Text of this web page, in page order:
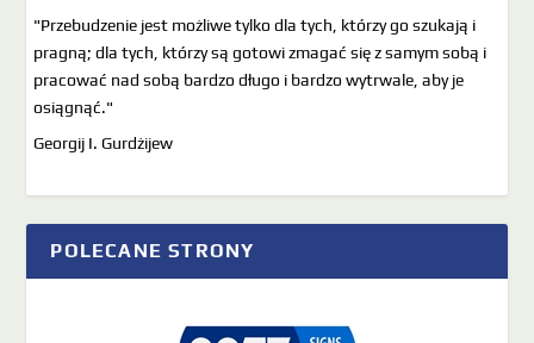
"Przebudzenie jest możliwe tylko dla tych, którzy go szukają i
pragną; dla tych, którzy są gotowi zmagać się z samym sobą i
pracować nad sobą bardzo długo i bardzo wytrwale, aby je
osiągnąć."
Georgij I. Gurdżijew
POLECANE STRONY